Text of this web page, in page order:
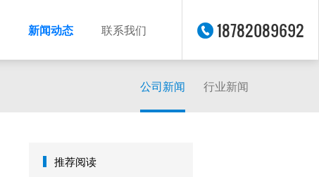
新闻动态 联系我们 18782089692
公司新闻 行业新闻
推荐阅读